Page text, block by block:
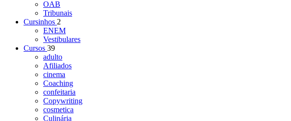
OAB
Tribunais
Cursinhos 2
ENEM
Vestibulares
Cursos 39
adulto
Afiliados
cinema
Coaching
confeitaria
Copywriting
cosmetica
Culinária